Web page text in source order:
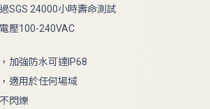
SGS 24000小時壽命測試
壓100-240VAC
加強防水可達IP68
適用於任何場域
閃爍